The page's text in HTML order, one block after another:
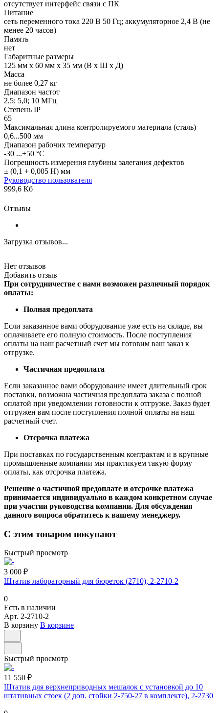
отсутствует интерфейс связи с ПК
Питание
сеть переменного тока 220 В 50 Гц; аккумуляторное 2,4 В (не
менее 20 часов)
Память
нет
Габаритные размеры
125 мм x 60 мм x 35 мм (В x Ш x Д)
Масса
не более 0,27 кг
Диапазон частот
2,5; 5,0; 10 МГц
Степень IP
65
Максимальная длина контролируемого материала (сталь)
0,6...500 мм
Диапазон рабочих температур
-30 ...+50 °С
Погрешность измерения глубины залегания дефектов
± (0,1 + 0,005 Н) мм
Руководство пользователя
999,6 Кб
Отзывы
Загрузка отзывов...
Нет отзывов
Добавить отзыв
При сотрудничестве с нами возможен различный порядок
оплаты:
Полная предоплата
Если заказанное вами оборудование уже есть на складе, вы
оплачиваете его полную стоимость. После поступления
оплаты на наш расчетный счет мы готовим ваш заказ к
отгрузке.
Частичная предоплата
Если заказанное вами оборудование имеет длительный срок
поставки, возможна частичная предоплата заказа с полной
оплатой при уведомлении готовности к отгрузке. Заказ будет
отгружен вам после поступления полной оплаты на наш
расчетный счет.
Отсрочка платежа
При поставках по государственным контрактам и в крупные
промышленные компании мы практикуем такую форму
оплаты, как отсрочка платежа.
Решение о частичной предоплате и отсрочке платежа
принимается индивидуально в каждом конкретном случае
при участии руководства компании. Для обсуждения
данного вопроса обратитесь к вашему менеджеру.
С этим товаром покупают
Быстрый просмотр
3 000 ₽
Штатив лабораторный для бюреток (2710), 2-2710-2
0
Есть в наличии
Арт. 2-2710-2
В корзину В корзине
Быстрый просмотр
11 550 ₽
Штатив для верхнеприводных мешалок с установкой до 10
штативных стоек (2 доп. стойки 2-750-27 в комплекте), 2-2730